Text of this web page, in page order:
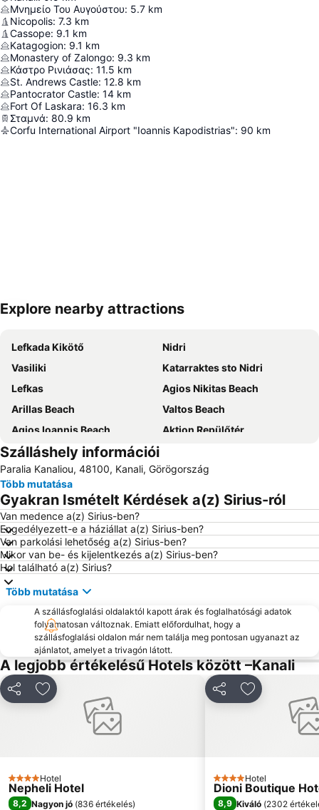
Μνημείο Του Αυγούστου: 5.7 km
Nicopolis: 7.3 km
Cassope: 9.1 km
Katagogion: 9.1 km
Monastery of Zalongo: 9.3 km
Κάστρο Ρινιάσας: 11.5 km
St. Andrews Castle: 12.8 km
Pantocrator Castle: 14 km
Fort Of Laskara: 16.3 km
Σταμνά: 80.9 km
Corfu International Airport "Ioannis Kapodistrias": 90 km
Nagy méretű térkép
Explore nearby attractions
Lefkada Kikötő
Nidri
Vasiliki
Katarraktes sto Nidri
Lefkas
Agios Nikitas Beach
Arillas Beach
Valtos Beach
Agios Ioannis Beach
Aktion Repülőtér
Port of Preveza
Lygia
Archaeological Museum of Lefkada
Beach of Agios Ioannis
Dimotiko Stadio Leukadas ''Platwnas Grigoris''
Beach Ammoudia
Piso Krioneri Beach
Parga Port
Perigiali
Daily cruises from Lefkada
Voutoumi
Monolithi
Ancient Nikopolis
Mytikas
Pefkoulia
Kathisma
Szálláshely információi
Paralia Kanaliou, 48100, Kanali, Görögország
Több mutatása
Gyakran Ismételt Kérdések a(z) Sirius-ról
Van medence a(z) Sirius-ben?
Engedélyezett-e a háziállat a(z) Sirius-ben?
Van parkolási lehetőség a(z) Sirius-ben?
Mikor van be- és kijelentkezés a(z) Sirius-ben?
Hol található a(z) Sirius?
Több mutatása
A szállásfoglalási oldalaktól kapott árak és foglalhatósági adatok
folyamatosan változnak. Emiatt előfordulhat, hogy a
szállásfoglalási oldalon már nem találja meg pontosan ugyanazt az
ajánlatot, amelyet a trivagón látott.
A legjobb értékelésű Hotels között –Kanali
MegosztásHozzáadás a kedvencekhez
4 Kategória
Hotel
Nepheli Hotel
8,2 Nagyon jó (836 értékelés)
MegosztásHozzáadás
4 Kategória
Hotel
Dioni Boutique
8,9 Kiváló (2302